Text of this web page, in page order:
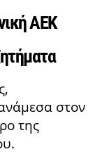
ΑΕΚ
στον
της